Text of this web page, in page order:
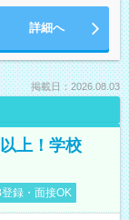
詳細へ
掲載日：2026.08.03
上！学校
録・面接OK